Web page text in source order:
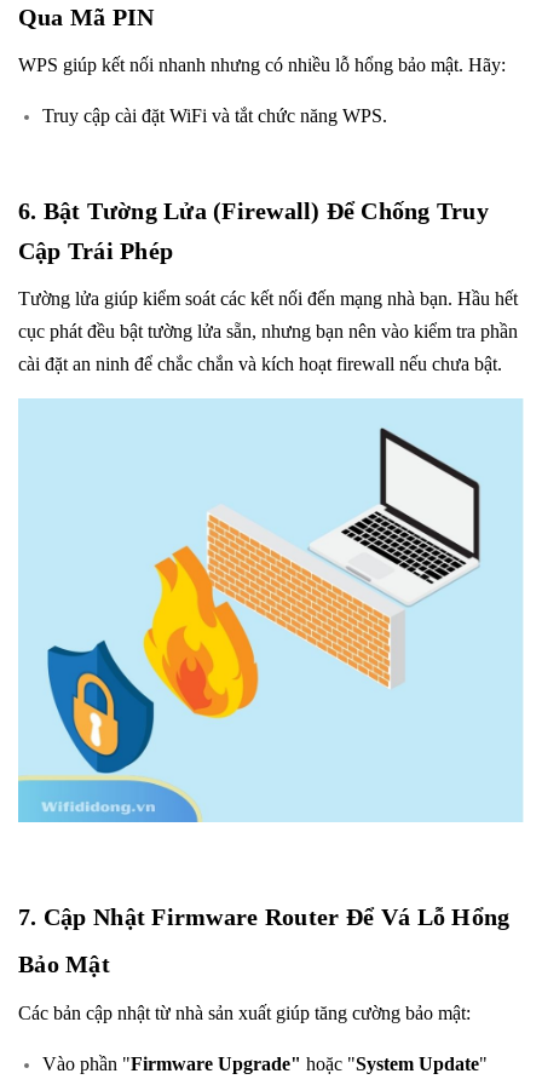
Qua Mã PIN
WPS giúp kết nối nhanh nhưng có nhiều lỗ hổng bảo mật. Hãy:
Truy cập cài đặt WiFi và tắt chức năng WPS.
6. Bật Tường Lửa (Firewall) Để Chống Truy
Cập Trái Phép
Tường lửa giúp kiểm soát các kết nối đến mạng nhà bạn. Hầu hết
cục phát đều bật tường lửa sẵn, nhưng bạn nên vào kiểm tra phần
cài đặt an ninh để chắc chắn và kích hoạt firewall nếu chưa bật.
7. Cập Nhật Firmware Router Để Vá Lỗ Hổng
Bảo Mật
Các bản cập nhật từ nhà sản xuất giúp tăng cường bảo mật:
Vào phần "Firmware Upgrade" hoặc "System Update"